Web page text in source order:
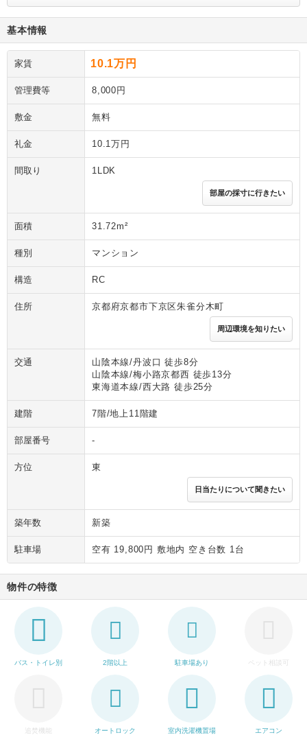
基本情報
家賃 10.1万円
管理費等 8,000円
敷金 無料
礼金 10.1万円
間取り 1LDK
部屋の採寸に行きたい
面積 31.72m²
種別 マンション
構造 RC
住所 京都府京都市下京区朱雀分木町
周辺環境を知りたい
交通
山陰本線/丹波口 徒歩8分
山陰本線/梅小路京都西 徒歩13分
東海道本線/西大路 徒歩25分
建階 7階/地上11階建
部屋番号 -
方位 東
日当たりについて聞きたい
築年数 新築
駐車場 空有 19,800円 敷地内 空き台数 1台
物件の特徴
バス・トイレ別 2階以上 駐車場あり ペット相談可
追焚機能 オートロック 室内洗濯機置場 エアコン